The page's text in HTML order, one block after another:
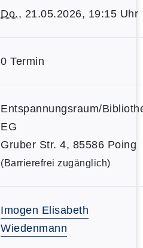
Do., 21.05.2026, 19:15 Uhr
0 Termin
Entspannungsraum/
EG
Gruber Str. 4, 85586 Poing
(Barrierefrei zugänglich)
Imogen Elisabeth
Wiedenmann